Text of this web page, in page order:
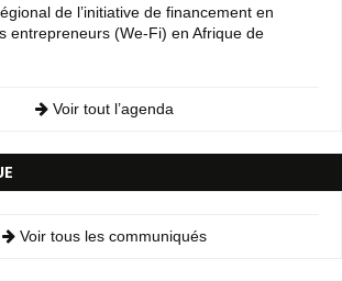
de l’initiative de financement en
entrepreneurs (We-Fi) en Afrique de
Voir tout l’agenda
Voir tous les communiqués